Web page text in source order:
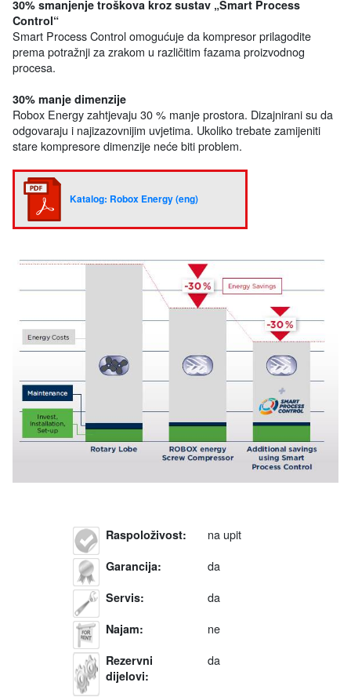
30% smanjenje troškova kroz sustav „Smart Process
Control“
Smart Process Control omogućuje da kompresor prilagodite
prema potražnji za zrakom u različitim fazama proizvodnog
procesa.
30% manje dimenzije
Robox Energy zahtjevaju 30 % manje prostora. Dizajnirani su da
odgovaraju i najizazovnijim uvjetima. Ukoliko trebate zamijeniti
stare kompresore dimenzije neće biti problem.
Katalog: Robox Energy (eng)
Raspoloživost: na upit
Garancija: da
Servis: da
Najam: ne
Rezervni
dijelovi:
da